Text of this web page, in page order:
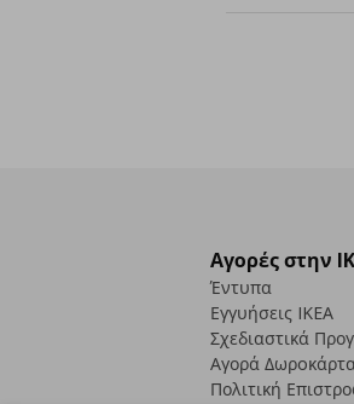
Αγορές στην
Έντυπα
Εγγυήσεις IKEA
Σχεδιαστικά
Αγορά
Πολιτική